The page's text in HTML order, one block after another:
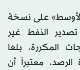
على نسخة
النفط غير
المكررة، بلغا
معتبراً أن